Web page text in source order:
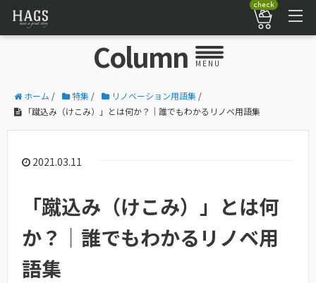
check
Column MENU
ホーム / 特集 / リノベーション用語集 /
「蹴込み（けこみ）」とは何か？｜誰でもわかるリノベ用語集
2021.03.11
「蹴込み（けこみ）」とは何
か？｜誰でもわかるリノベ用
語集